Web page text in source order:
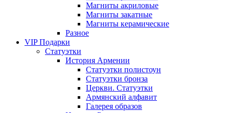
Магниты акриловые
Магниты закатные
Магниты керамические
Разное
VIP Подарки
Статуэтки
История Армении
Статуэтки полистоун
Статуэтки бронза
Церкви. Статуэтки
Армянский алфавит
Галерея образов